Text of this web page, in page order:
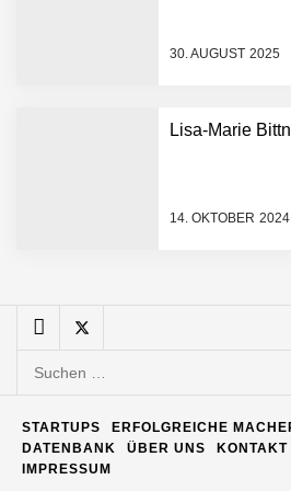
30. AUGUST 2025
Lisa-Marie
14. OKTOBER 2024
Software –
ELOPRINT
Portrait
Suchen
STARTUPS ERFOLGREICHE
DATENBANK
ÜBER UNS KONTAKT
IMPRESSUM